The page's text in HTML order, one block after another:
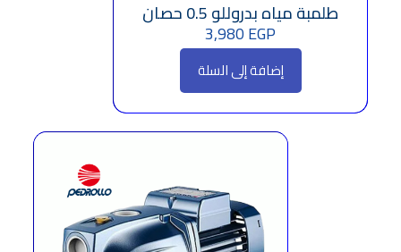
طلمبة مياه بدروللو 0.5 حصان
3,980EGP
إضافة إلى السلة